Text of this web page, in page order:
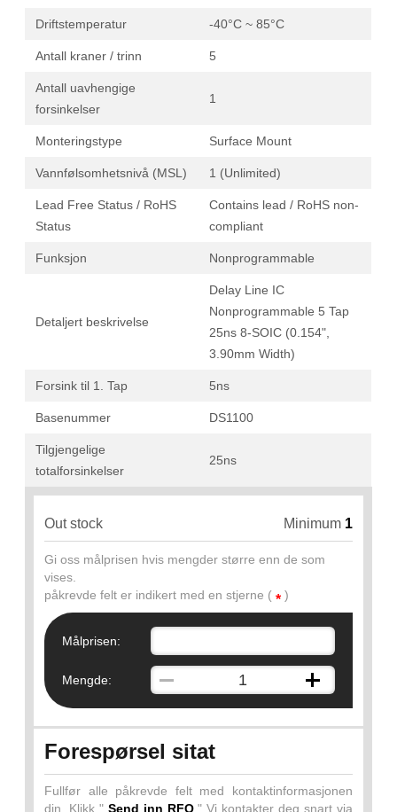
Driftstemperatur -40°C ~ 85°C
Antall kraner / trinn 5
Antall uavhengige
forsinkelser
1
Monteringstype Surface Mount
Vannfølsomhetsnivå (MSL) 1 (Unlimited)
Lead Free Status / RoHS
Status
Contains lead / RoHS non-
compliant
Funksjon Nonprogrammable
Detaljert beskrivelse
Delay Line IC
Nonprogrammable 5 Tap
25ns 8-SOIC (0.154",
3.90mm Width)
Forsink til 1. Tap 5ns
Basenummer DS1100
Tilgjengelige
totalforsinkelser
25ns
Out stock Minimum 1
Gi oss målprisen hvis mengder større enn de som
vises.
påkrevde felt er indikert med en stjerne ( *)
Målprisen:
Mengde:
Forespørsel sitat
Fullfør alle påkrevde felt med kontaktinformasjonen
din. Klikk " Send inn RFQ" Vi kontakter deg snart via